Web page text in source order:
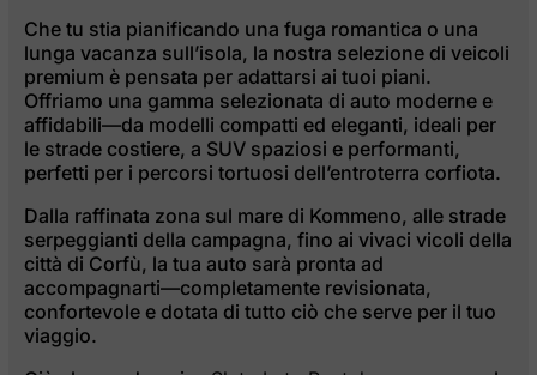
Che tu stia pianificando una fuga romantica o una
lunga vacanza sull’isola, la nostra selezione di veicoli
premium è pensata per adattarsi ai tuoi piani.
Offriamo una gamma selezionata di auto moderne e
affidabili—da modelli compatti ed eleganti, ideali per
le strade costiere, a SUV spaziosi e performanti,
perfetti per i percorsi tortuosi dell’entroterra corfiota.
Dalla raffinata zona sul mare di Kommeno, alle strade
serpeggianti della campagna, fino ai vivaci vicoli della
città di Corfù, la tua auto sarà pronta ad
accompagnarti—completamente revisionata,
confortevole e dotata di tutto ciò che serve per il tuo
viaggio.